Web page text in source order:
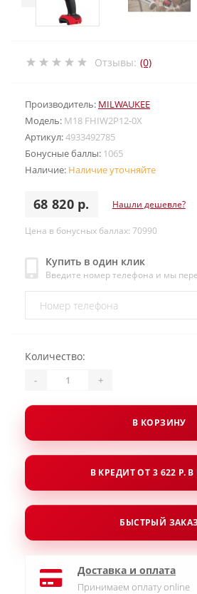
Отзывы: (0)
Производитель: MILWAUKEE
Модель: M18 FHIW2P12-0X
Артикул:4933492785
Бонусные баллы: 1065
Наличие: Наличие уточняйте
68 820 р. Нашли дешевле?
Цена в бонусных баллах: 70990
Купить в один клик
Введите номер телефона и мы
Количество:
- +
В КОРЗИНУ
В КРЕДИТ ОТ 3 622 Р.
БЫСТРЫЙ
Доставка и оплата
Принимаем оплату online